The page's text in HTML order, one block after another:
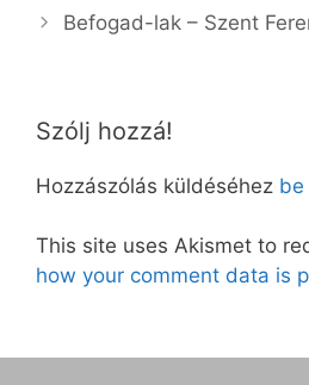
Befogad-lak – Szent
Szólj hozzá!
Hozzászólás küldéséhez be
This site uses Akismet to
how your comment data is